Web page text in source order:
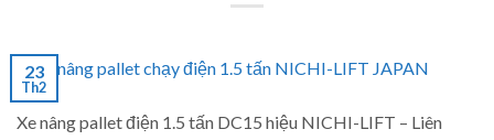
23
Th2
Xe nâng pallet điện 1.5 tấn DC15 hiệu NICHI-LIFT – Liên